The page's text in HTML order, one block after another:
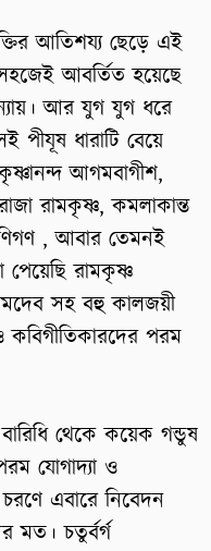
আতিশয্য ছেড়ে এই
সহজেই আবর্তিত হয়েছে
আর যুগ যুগ ধরে
পীযূষ ধারাটি বেয়ে
আগমবাগীশ,
রামকৃষ্ণ, কমলাকান্ত
, আবার তেমনই
রামকৃষ্ণ
সহ বহু কালজয়ী
পরম
থেকে কয়েক গন্ডুষ
যোগাদ্যা ও
এবারে নিবেদন
মত। চতুর্বর্গ